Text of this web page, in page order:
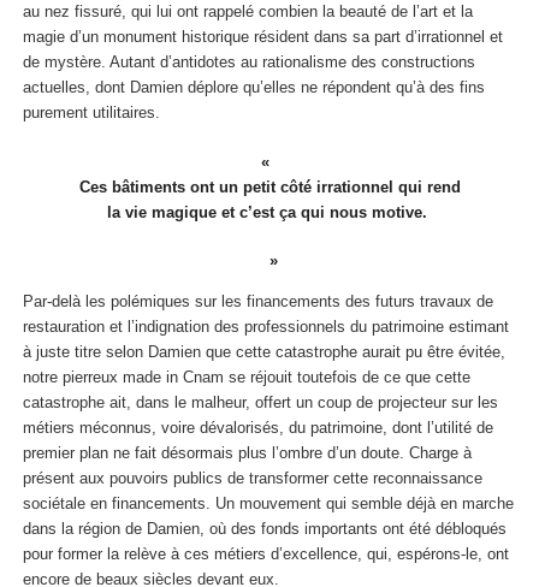
au nez fissuré, qui lui ont rappelé combien la beauté de l’art et la
magie d’un monument historique résident dans sa part d’irrationnel et
de mystère. Autant d’antidotes au rationalisme des constructions
actuelles, dont Damien déplore qu’elles ne répondent qu’à des fins
purement utilitaires.
Ces bâtiments ont un petit côté irrationnel qui rend
la vie magique et c’est ça qui nous motive.
Par-delà les polémiques sur les financements des futurs travaux de
restauration et l’indignation des professionnels du patrimoine estimant
à juste titre selon Damien que cette catastrophe aurait pu être évitée,
notre pierreux made in Cnam se réjouit toutefois de ce que cette
catastrophe ait, dans le malheur, offert un coup de projecteur sur les
métiers méconnus, voire dévalorisés, du patrimoine, dont l’utilité de
premier plan ne fait désormais plus l’ombre d’un doute. Charge à
présent aux pouvoirs publics de transformer cette reconnaissance
sociétale en financements. Un mouvement qui semble déjà en marche
dans la région de Damien, où des fonds importants ont été débloqués
pour former la relève à ces métiers d’excellence, qui, espérons-le, ont
encore de beaux siècles devant eux.